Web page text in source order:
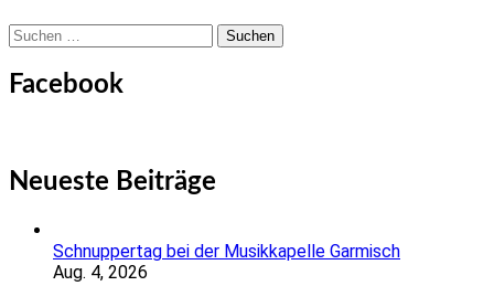
Suchen
nach:
Facebook
Neueste Beiträge
Schnuppertag bei der Musikkapelle Garmisch
Aug. 4, 2026